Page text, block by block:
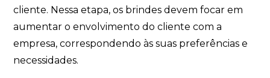
cliente. Nessa etapa, os brindes devem focar em
aumentar o envolvimento do cliente com a
empresa, correspondendo às suas preferências e
necessidades.